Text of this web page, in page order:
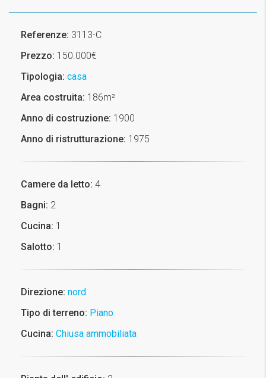
Referenze: 3113-C
Prezzo: 150.000€
Tipologia: casa
Area costruita: 186m²
Anno di costruzione: 1900
Anno di ristrutturazione: 1975
Camere da letto: 4
Bagni: 2
Cucina: 1
Salotto: 1
Direzione: nord
Tipo di terreno: Piano
Cucina: Chiusa ammobiliata